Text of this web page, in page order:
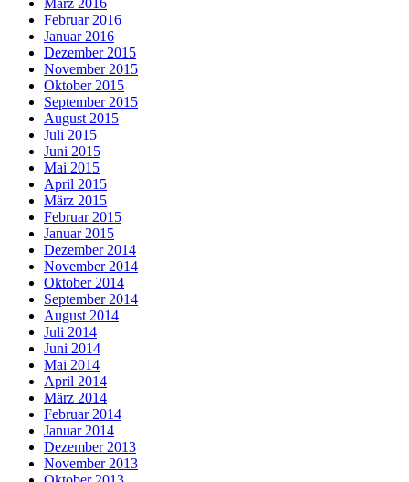
Februar 2016
Januar 2016
Dezember 2015
November 2015
Oktober 2015
September 2015
August 2015
Juli 2015
Juni 2015
Mai 2015
April 2015
März 2015
Februar 2015
Januar 2015
Dezember 2014
November 2014
Oktober 2014
September 2014
August 2014
Juli 2014
Juni 2014
Mai 2014
April 2014
März 2014
Februar 2014
Januar 2014
Dezember 2013
November 2013